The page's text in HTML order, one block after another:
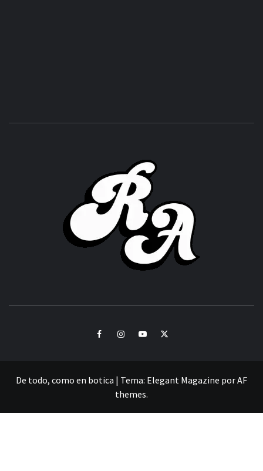
FacebookInstagramYoutubeTwitter
De todo, como en botica | Tema: Elegant Magazine porAF
themes.